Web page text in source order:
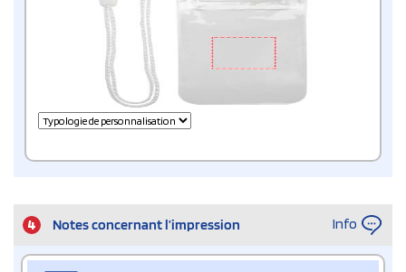
4 Notes concernant l’impression Info